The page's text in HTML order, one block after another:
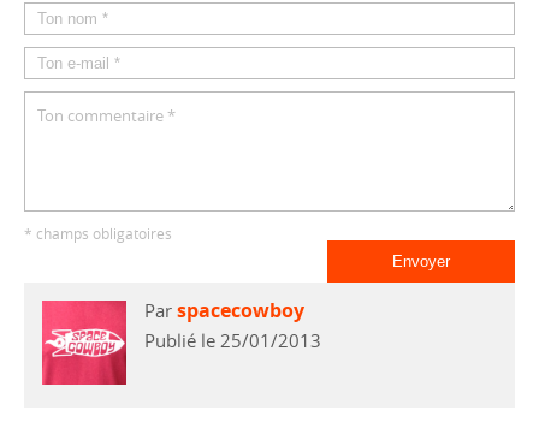
* champs obligatoires
Par spacecowboy
Publié le 25/01/2013